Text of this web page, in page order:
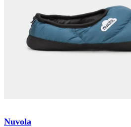
Nuvola